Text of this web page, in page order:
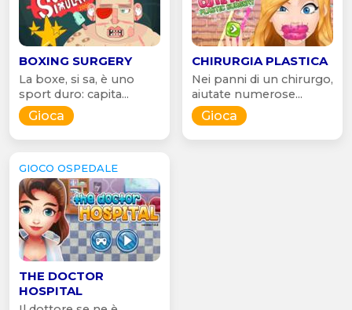
BOXING SURGERY
La boxe, si sa, è uno
sport duro: capita...
Gioca
CHIRURGIA PLASTICA
Nei panni di un chirurgo,
aiutate numerose...
Gioca
GIOCO OSPEDALE
THE DOCTOR
HOSPITAL